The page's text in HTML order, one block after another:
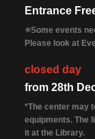
Entrance
※Some events
Please look at
closed day
from 28th
*The center may
equipments. The
it at the Library.